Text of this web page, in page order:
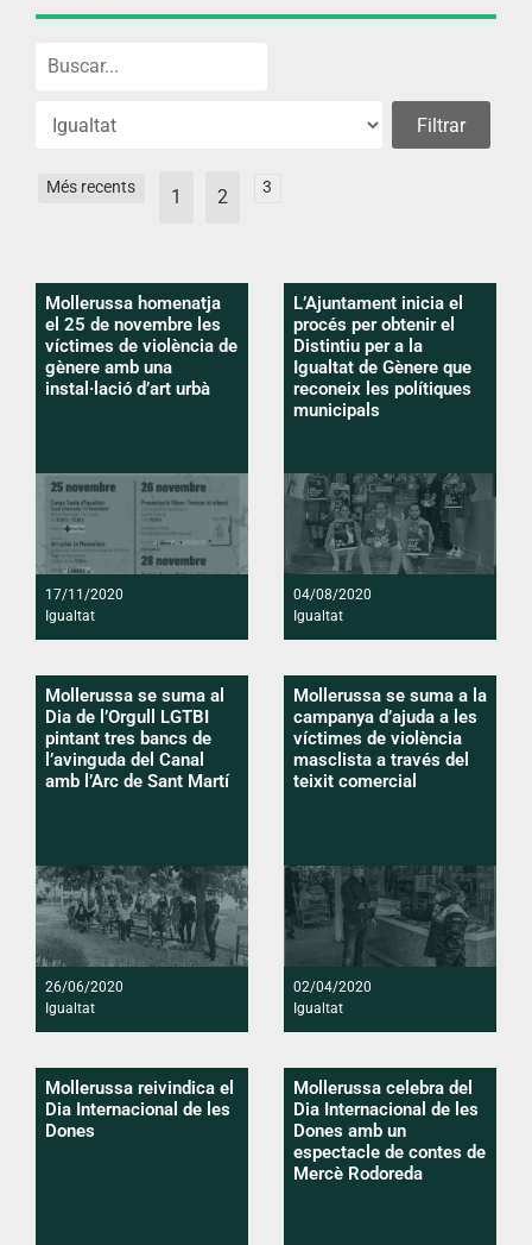
Més recents 1 2 3
Mollerussa homenatja
el 25 de novembre les
víctimes de violència de
gènere amb una
instal·lació d’art urbà
17/11/2020
Igualtat
L’Ajuntament inicia el
procés per obtenir el
Distintiu per a la
Igualtat de Gènere que
reconeix les polítiques
municipals
04/08/2020
Igualtat
Mollerussa se suma al
Dia de l’Orgull LGTBI
pintant tres bancs de
l’avinguda del Canal
amb l’Arc de Sant Martí
26/06/2020
Igualtat
Mollerussa se suma a la
campanya d’ajuda a les
víctimes de violència
masclista a través del
teixit comercial
02/04/2020
Igualtat
Mollerussa reivindica el
Dia Internacional de les
Dones
Mollerussa celebra del
Dia Internacional de les
Dones amb un
espectacle de contes de
Mercè Rodoreda